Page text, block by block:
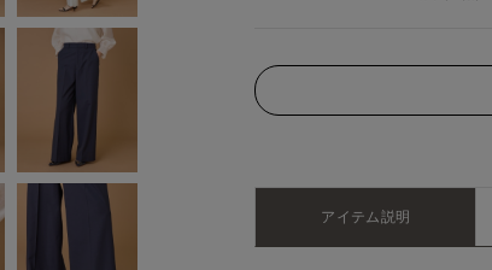
アイテム説明